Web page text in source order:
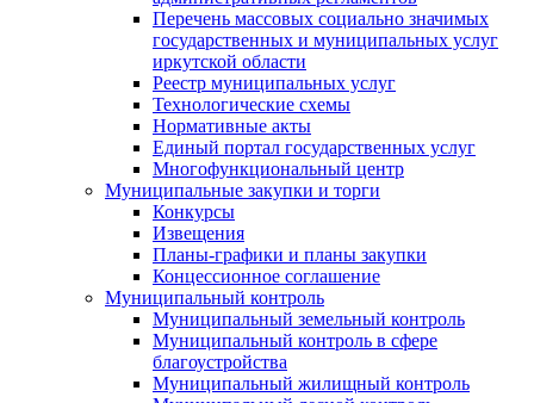
Перечень массовых социально значимых
государственных и муниципальных услуг
иркутской области
Реестр муниципальных услуг
Технологические схемы
Нормативные акты
Единый портал государственных услуг
Многофункциональный центр
Муниципальные закупки и торги
Конкурсы
Извещения
Планы-графики и планы закупки
Концессионное соглашение
Муниципальный контроль
Муниципальный земельный контроль
Муниципальный контроль в сфере
благоустройства
Муниципальный жилищный контроль